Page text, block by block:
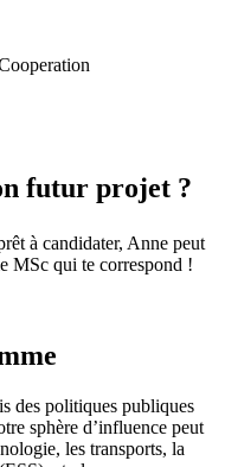
futur projet ?
à candidater, Anne peut
MSc qui te correspond !
des politiques publiques
sphère d’influence peut
les transports, la